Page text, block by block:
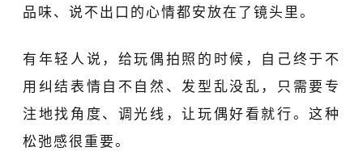
品味、 说不出口的心情都安放在 了 镜头里。
有年轻人说，给玩偶拍照的时候，自己终于不
用纠结表情自不自然 、发型乱没乱，只需要专
注地找角度、调光线，让玩偶好看就行。这种
松弛感很重要。